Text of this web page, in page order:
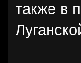
также в